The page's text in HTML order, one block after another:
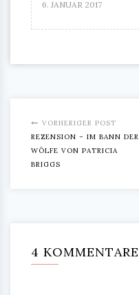
6. JANUAR 2017
VORHERIGER POST
REZENSION – IM BANN DER
WÖLFE VON PATRICIA
BRIGGS
4 KOMMENTARE